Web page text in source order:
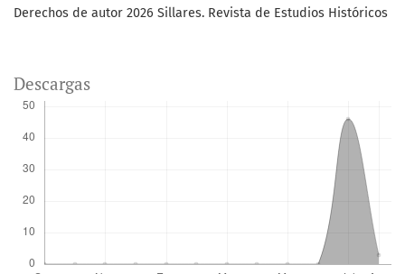
Derechos de autor 2026 Sillares. Revista de Estudios Históricos
Descargas